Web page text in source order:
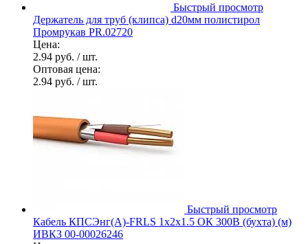
Быстрый просмотр
Держатель для труб (клипса) d20мм полистирол
Промрукав PR.02720
Цена:
2.94 руб. / шт.
Оптовая цена:
2.94 руб. / шт.
Быстрый просмотр
Кабель КПСЭнг(А)-FRLS 1х2х1.5 ОК 300В (бухта) (м)
ИВКЗ 00-00026246